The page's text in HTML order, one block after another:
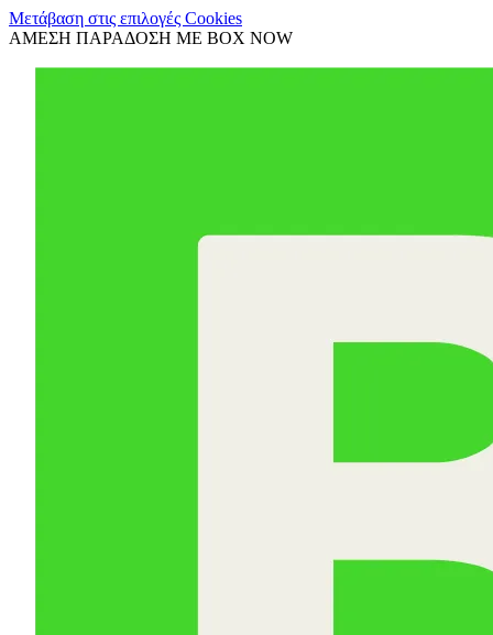
Μετάβαση στις επιλογές Cookies
ΑΜΕΣΗ ΠΑΡΑΔΟΣΗ ΜΕ BOX NOW